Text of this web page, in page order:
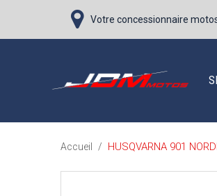
Votre concessionnaire
Accueil / HUSQVARNA 901